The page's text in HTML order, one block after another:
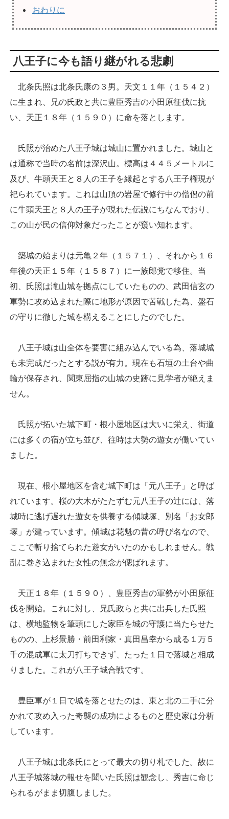
おわりに
八王子に今も語り継がれる悲劇
北条氏照は北条氏康の３男。天文１１年（１５４２）
に生まれ、兄の氏政と共に豊臣秀吉の小田原征伐に抗
い、天正１８年（１５９０）に命を落とします。
氏照が治めた八王子城は城山に置かれました。城山と
は通称で当時の名前は深沢山。標高は４４５メートルに
及び、牛頭天王と８人の王子を縁起とする八王子権現が
祀られています。これは山頂の岩屋で修行中の僧侶の前
に牛頭天王と８人の王子が現れた伝説にちなんでおり、
この山が民の信仰対象だったことが窺い知れます。
築城の始まりは元亀２年（１５７１）、それから１６
年後の天正１５年（１５８７）に一族郎党で移住。当
初、氏照は滝山城を拠点にしていたものの、武田信玄の
軍勢に攻め込まれた際に地形が原因で苦戦した為、盤石
の守りに徹した城を構えることにしたのでした。
八王子城は山全体を要害に組み込んでいる為、落城城
も未完成だったとする説が有力。現在も石垣の土台や曲
輪が保存され、関東屈指の山城の史跡に見学者が絶えま
せん。
氏照が拓いた城下町・根小屋地区は大いに栄え、街道
には多くの宿が立ち並び、往時は大勢の遊女が働いてい
ました。
現在、根小屋地区を含む城下町は「元八王子」と呼ば
れています。桜の大木がたたずむ元八王子の辻には、落
城時に逃げ遅れた遊女を供養する傾城塚、別名「お女郎
塚」が建っています。傾城は花魁の昔の呼び名なので、
ここで斬り捨てられた遊女がいたのかもしれません。戦
乱に巻き込まれた女性の無念が偲ばれます。
天正１８年（１５９０）、豊臣秀吉の軍勢が小田原征
伐を開始。これに対し、兄氏政らと共に出兵した氏照
は、横地監物を筆頭にした家臣を城の守護に当たらせた
ものの、上杉景勝・前田利家・真田昌幸から成る１万５
千の混成軍に太刀打ちできず、たった１日で落城と相成
りました。これが八王子城合戦です。
豊臣軍が１日で城を落とせたのは、東と北の二手に分
かれて攻め入った奇襲の成功によるものと歴史家は分析
しています。
八王子城は北条氏にとって最大の切り札でした。故に
八王子城落城の報せを聞いた氏照は観念し、秀吉に命じ
られるがまま切腹しました。